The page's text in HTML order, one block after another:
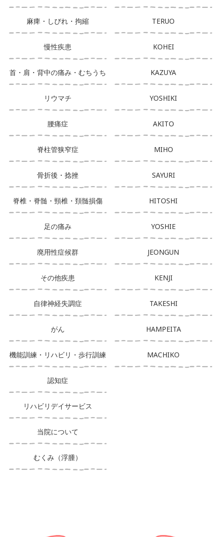
麻痺・しびれ・拘縮
慢性疾患
首・肩・背中の痛み・むちうち
リウマチ
腰痛症
脊柱管狭窄症
骨折後・捻挫
脊椎・脊髄・頸椎・頚髄損傷
足の痛み
廃用性症候群
その他疾患
自律神経失調症
がん
機能訓練・リハビリ・歩行訓練
認知症
リハビリデイサービス
当院について
むくみ（浮腫）
TERUO
KOHEI
KAZUYA
YOSHIKI
AKITO
MIHO
SAYURI
HITOSHI
YOSHIE
JEONGUN
KENJI
TAKESHI
HAMPEITA
MACHIKO